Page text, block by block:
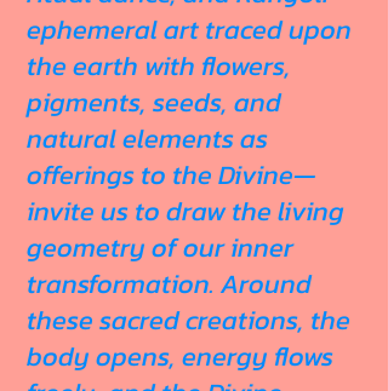
ephemeral art traced upon
the earth with flowers,
pigments, seeds, and
natural elements as
offerings to the Divine—
invite us to draw the living
geometry of our inner
transformation. Around
these sacred creations, the
body opens, energy flows